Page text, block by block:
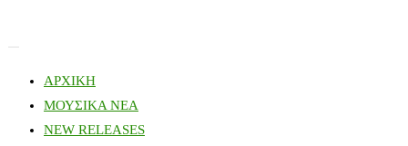
ΑΡΧΙΚΗ
ΜΟΥΣΙΚΑ ΝΕΑ
NEW RELEASES